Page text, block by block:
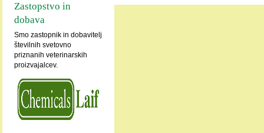
Zastopstvo in
dobava
Smo zastopnik in dobavitelj
številnih svetovno
priznanih veterinarskih
proizvajalcev.